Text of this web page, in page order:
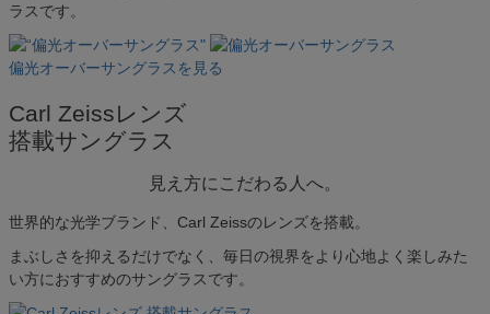
ラスです。
偏光オーバーサングラスを見る
Carl Zeissレンズ
搭載サングラス
見え方にこだわる人へ。
世界的な光学ブランド、Carl Zeissのレンズを搭載。
まぶしさを抑えるだけでなく、毎日の視界をより心地よく楽しみた
い方におすすめのサングラスです。
複数キーワードで検索したい場合は、単語の間にスペ
ース(空白文字)を入れて検索できます。
例）オーバルのグレーだけ絞り込みたい場合「オーバ
ル グレー」と入力
〜
フレームのカタチから探す
オーバル